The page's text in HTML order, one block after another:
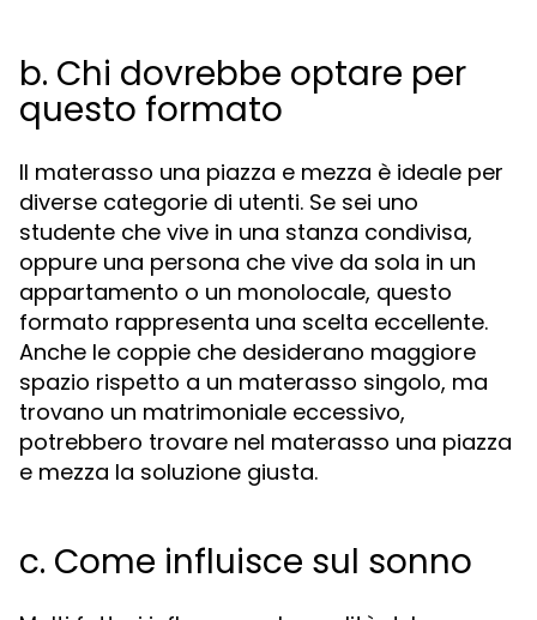
b. Chi dovrebbe optare per
questo formato
Il materasso una piazza e mezza è ideale per
diverse categorie di utenti. Se sei uno
studente che vive in una stanza condivisa,
oppure una persona che vive da sola in un
appartamento o un monolocale, questo
formato rappresenta una scelta eccellente.
Anche le coppie che desiderano maggiore
spazio rispetto a un materasso singolo, ma
trovano un matrimoniale eccessivo,
potrebbero trovare nel materasso una piazza
e mezza la soluzione giusta.
c. Come influisce sul sonno